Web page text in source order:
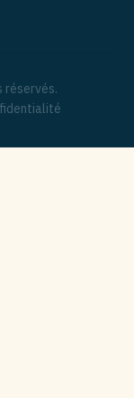
réservés.